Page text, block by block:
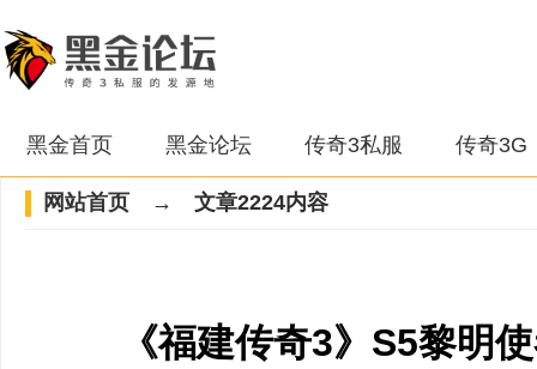
黑金首页 黑金论坛 传奇3私服 传奇3G
网站首页 → 文章2224内容
《福建传奇3》S5黎明